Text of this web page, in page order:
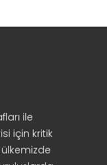
ile
için kritik
ülkemizde